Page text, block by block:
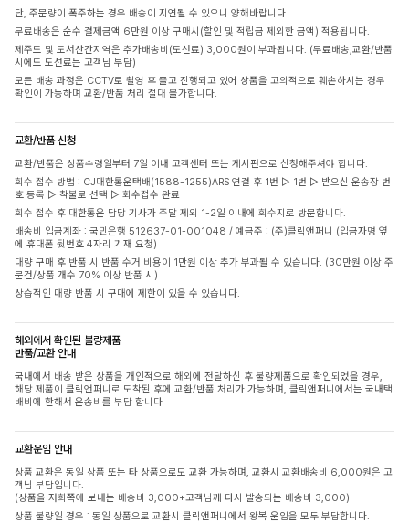
단, 주문량이 폭주하는 경우 배송이 지연될 수 있으니 양해바랍니다.
무료배송은 순수 결제금액 6만원 이상 구매시(할인 및 적립금 제외한 금액) 적용됩니다.
제주도 및 도서산간지역은 추가배송비(도선료) 3,000원이 부과됩니다. (무료배송,교환/반품
시에도 도선료는 고객님 부담)
모든 배송 과정은 CCTV로 촬영 후 출고 진행되고 있어 상품을 고의적으로 훼손하시는 경우
확인이 가능하며 교환/반품 처리 절대 불가합니다.
교환/반품 신청
교환/반품은 상품수령일부터 7일 이내 고객센터 또는 게시판으로 신청해주셔야 합니다.
회수 접수 방법 : CJ대한통운택배(1588-1255)ARS 연결 후 1번 ▷ 1번 ▷ 받으신 운송장 번
호 등록 ▷ 착불로 선택 ▷ 회수접수 완료
회수 접수 후 대한통운 담당 기사가 주말 제외 1-2일 이내에 회수지로 방문합니다.
배송비 입금계좌 : 국민은행 512637-01-001048 / 예금주 : (주)클릭앤퍼니 (입금자명 옆
에 휴대폰 뒷번호 4자리 기재 요청)
대량 구매 후 반품 시 반품 수거 비용이 1만원 이상 추가 부과될 수 있습니다. (30만원 이상 주
문건/상품 개수 70% 이상 반품 시)
상습적인 대량 반품 시 구매에 제한이 있을 수 있습니다.
해외에서 확인된 불량제품
반품/교환 안내
국내에서 배송 받은 상품을 개인적으로 해외에 전달하신 후 불량제품으로 확인되었을 경우,
해당 제품이 클릭앤퍼니로 도착된 후에 교환/반품 처리가 가능하며, 클릭앤퍼니에서는 국내택
배비에 한해서 운송비를 부담 합니다
교환운임 안내
상품 교환은 동일 상품 또는 타 상품으로도 교환 가능하며, 교환시 교환배송비 6,000원은 고
객님 부담입니다.
(상품을 저희쪽에 보내는 배송비 3,000+고객님께 다시 발송되는 배송비 3,000)
상품 불량일 경우 : 동일 상품으로 교환시 클릭앤퍼니에서 왕복 운임을 모두 부담합니다.